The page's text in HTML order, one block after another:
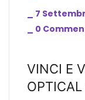
7
0
VINCI E